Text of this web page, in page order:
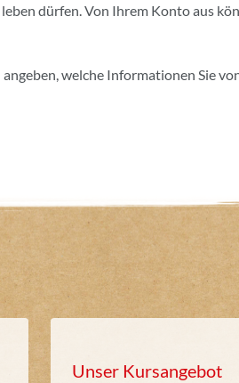
dürfen. Von Ihrem Konto aus
welche Informationen Sie
Unser Kursangebot